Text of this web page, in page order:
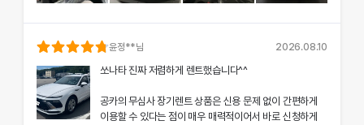
윤정**님 2026.08.10
쏘나타 진짜 저렴하게 렌트했습니다^^
공카의 무심사 장기렌트 상품은 신용 문제 없이 간편하게
이용할 수 있다는 점이 매우 매력적이어서 바로 신청하게